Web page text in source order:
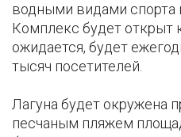
водными видами спорта
Комплекс будет открыт
ожидается, будет
тысяч посетителей.
Лагуна будет окружена
песчаным пляжем